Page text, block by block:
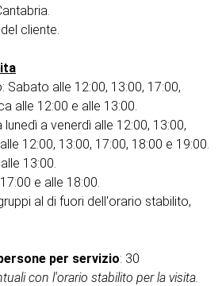
cliente.
Sabato alle 12:00, 13:00, 17:00,
alle 12:00 e alle 13:00.
a venerdì alle 12:00, 13:00,
12:00, 13:00, 17:00, 18:00 e 19:00.
13:00.
e alle 18:00.
al di fuori dell'orario stabilito,
per servizio: 30
con l'orario stabilito per la visita.